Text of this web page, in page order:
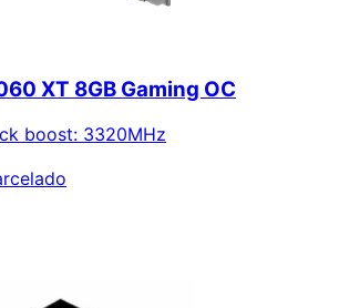
XT 8GB Gaming OC
boost: 3320MHz